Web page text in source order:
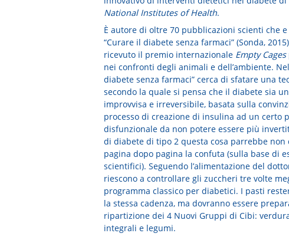
National Institutes of Health.
È autore di oltre 70 pubblicazioni scienti che
“Curare il diabete senza farmaci” (Sonda,
ricevuto il premio internazionale Empty Cages
nei confronti degli animali e dell’ambiente.
diabete senza farmaci” cerca di sfatare una
secondo la quale si pensa che il diabete sia
improvvisa e irreversibile, basata sulla
processo di creazione di insulina ad un certo
disfunzionale da non potere essere più
di diabete di tipo 2 questa cosa parrebbe non
pagina dopo pagina la confuta (sulla base di
scientifici). Seguendo l’alimentazione del
riescono a controllare gli zuccheri tre volte
programma classico per diabetici. I pasti
la stessa cadenza, ma dovranno essere
ripartizione dei 4 Nuovi Gruppi di Cibi:
integrali e legumi.